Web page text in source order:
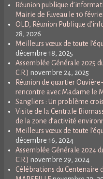
Réunion publique
Mairie de Fuveau le 10
OLD, Réunion Publique
28, 2026
Meilleurs vœux de toute
décembre 18, 2025
Assemblée Générale 2025
C.R.) novembre 24, 2025
Réunion de quartier
rencontre avec Madame le
Sangliers : Un problème
Visite de la Centrale
de la zone d’activité
Meilleurs vœux de toute
décembre 16, 2024
Assemblée Générale 2024
C.R.) novembre 29, 2024
Célébrations du Centenaire